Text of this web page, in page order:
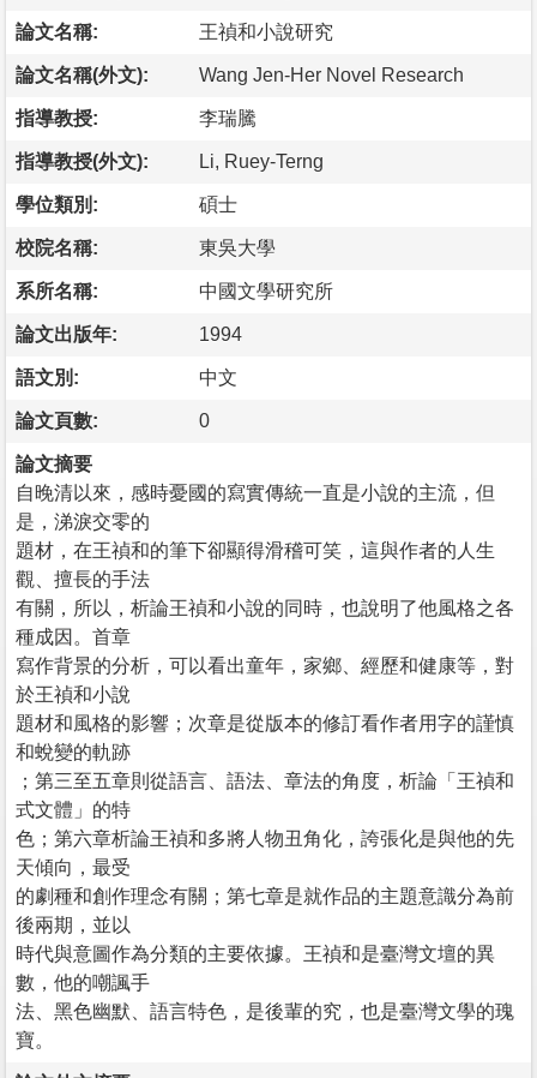
論文名稱: 王禎和小說研究
論文名稱(外文): Wang Jen-Her Novel Research
指導教授: 李瑞騰
指導教授(外文): Li, Ruey-Terng
學位類別: 碩士
校院名稱: 東吳大學
系所名稱: 中國文學研究所
論文出版年: 1994
語文別: 中文
論文頁數: 0
論文摘要
自晚清以來，感時憂國的寫實傳統一直是小說的主流，但
是，涕淚交零的
題材，在王禎和的筆下卻顯得滑稽可笑，這與作者的人生
觀、擅長的手法
有關，所以，析論王禎和小說的同時，也說明了他風格之各
種成因。首章
寫作背景的分析，可以看出童年，家鄉、經歷和健康等，對
於王禎和小說
題材和風格的影響；次章是從版本的修訂看作者用字的謹慎
和蛻變的軌跡
；第三至五章則從語言、語法、章法的角度，析論「王禎和
式文體」的特
色；第六章析論王禎和多將人物丑角化，誇張化是與他的先
天傾向，最受
的劇種和創作理念有關；第七章是就作品的主題意識分為前
後兩期，並以
時代與意圖作為分類的主要依據。王禎和是臺灣文壇的異
數，他的嘲諷手
法、黑色幽默、語言特色，是後輩的究，也是臺灣文學的瑰
寶。